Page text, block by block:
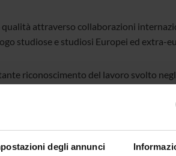
degli annunci
qualità attraverso collaborazioni
studiose e studiosi Europei ed extra-
riconoscimento del lavoro svolto
internazionale nel rafforzare la
la formazione e l’apprendimento in
on Adult Education” e del Network